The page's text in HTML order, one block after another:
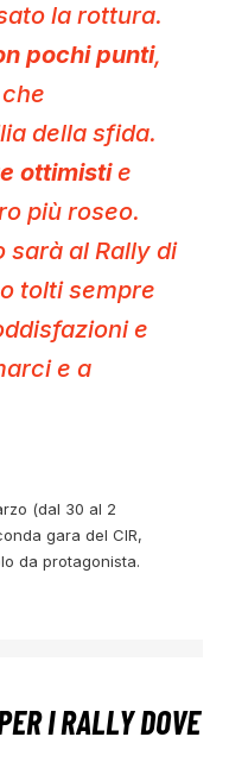
la rottura.
pochi punti,
della sfida.
ottimistie
più roseo.
sarà al Rally di
tolti sempre
e
e a
(dal 30 al 2
gara del CIR,
da protagonista.